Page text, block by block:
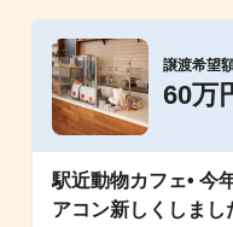
譲渡希望
60万
駅近動物カフェ• 今
アコン新しくしまし